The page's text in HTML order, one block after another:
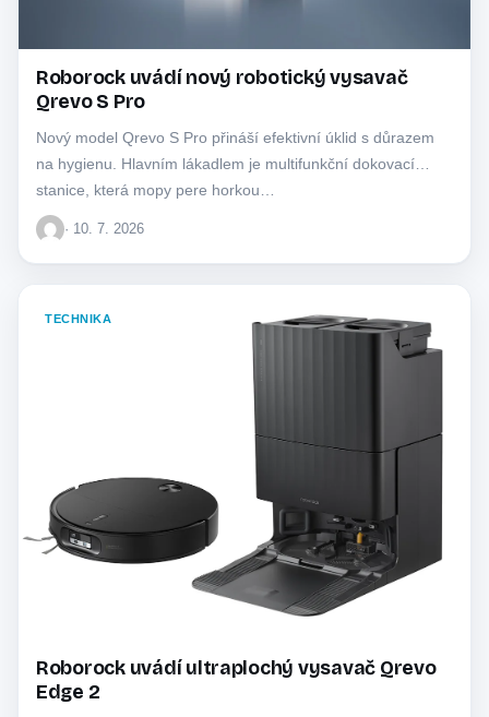
Roborock uvádí nový robotický vysavač
Qrevo S Pro
Nový model Qrevo S Pro přináší efektivní úklid s důrazem
na hygienu. Hlavním lákadlem je multifunkční dokovací
stanice, která mopy pere horkou…
· 10. 7. 2026
TECHNIKA
Roborock uvádí ultraplochý vysavač Qrevo
Edge 2